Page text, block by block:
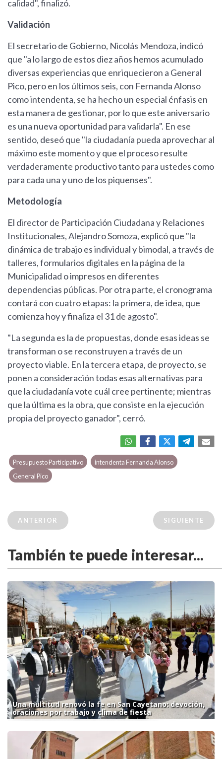
calidad", finalizó.
Validación
El secretario de Gobierno, Nicolás Mendoza, indicó
que "a lo largo de estos diez años hemos acumulado
diversas experiencias que enriquecieron a General
Pico, pero en los últimos seis, con Fernanda Alonso
como intendenta, se ha hecho un especial énfasis en
esta manera de gestionar, por lo que este aniversario
es una nueva oportunidad para validarla". En ese
sentido, deseó que "la ciudadanía pueda aprovechar al
máximo este momento y que el proceso resulte
verdaderamente productivo tanto para ustedes como
para cada una y uno de los piquenses".
Metodología
El director de Participación Ciudadana y Relaciones
Institucionales, Alejandro Somoza, explicó que "la
dinámica de trabajo es individual y bimodal, a través de
talleres, formularios digitales en la página de la
Municipalidad o impresos en diferentes
dependencias públicas. Por otra parte, el cronograma
contará con cuatro etapas: la primera, de idea, que
comienza hoy y finaliza el 31 de agosto".
"La segunda es la de propuestas, donde esas ideas se
transforman o se reconstruyen a través de un
proyecto viable. En la tercera etapa, de proyecto, se
ponen a consideración todas esas alternativas para
que la ciudadanía vote cuál cree pertinente; mientras
que la última es la obra, que consiste en la ejecución
propia del proyecto ganador", cerró.
Presupuesto Participativo
intendenta Fernanda Alonso
General Pico
ANTERIOR SIGUIENTE
También te puede interesar...
Una multitud renovó la fe en San Cayetano: devoción,
oraciones por trabajo y clima de fiesta